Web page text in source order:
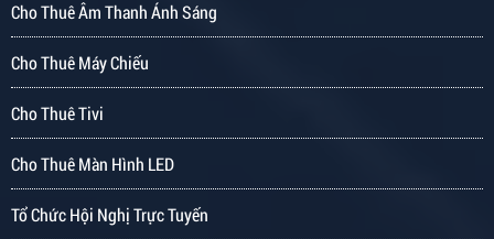
Cho Thuê Âm Thanh Ánh Sáng
Cho Thuê Máy Chiếu
Cho Thuê Tivi
Cho Thuê Màn Hình LED
Tổ Chức Hội Nghị Trực Tuyến